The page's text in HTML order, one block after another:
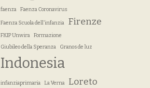
faenza Faenza Coronavirus
Faenza Scuola dell'infanzia Firenze
FKIP Unwira
Formazione
Giubileo della Speranza
Granos de luz
Indonesia
infanziaprimaria La Verna Loreto